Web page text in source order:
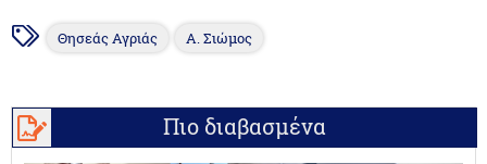
Θησεάς Αγριάς Α. Σιώμος
Πιο διαβασμένα